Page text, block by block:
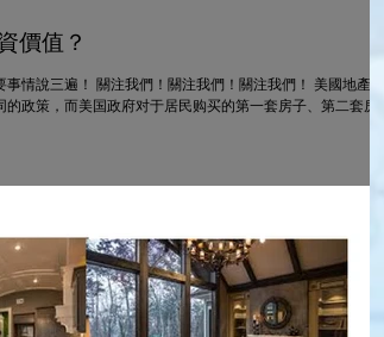
價值？
情說三遍！ 關注我們！關注我們！關注我們！ 美國地產及
政策，而美国政府对于居民购买的第一套房子、第二套房子